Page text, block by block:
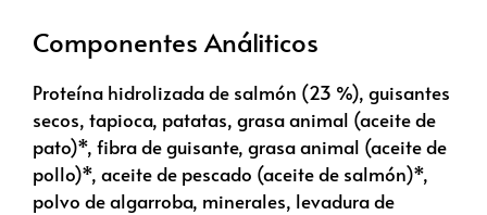
Componentes Análiticos
Proteína hidrolizada de salmón (23 %), guisantes
secos, tapioca, patatas, grasa animal (aceite de
pato)*, fibra de guisante, grasa animal (aceite de
pollo)*, aceite de pescado (aceite de salmón)*,
polvo de algarroba, minerales, levadura de